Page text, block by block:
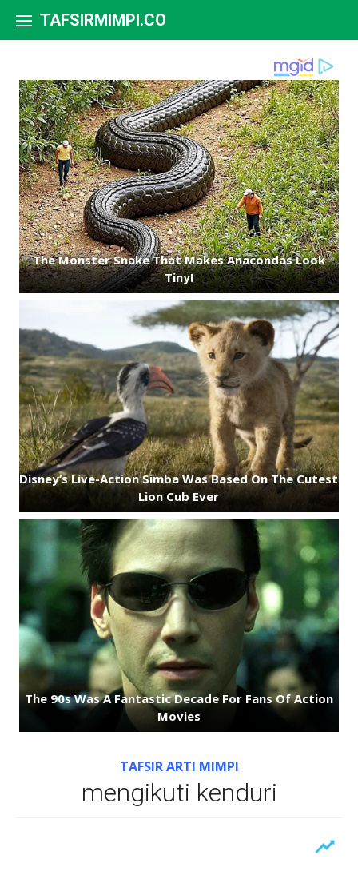
TAFSIRMIMPI.CO
TAFSIR ARTI MIMPI
mengikuti kenduri